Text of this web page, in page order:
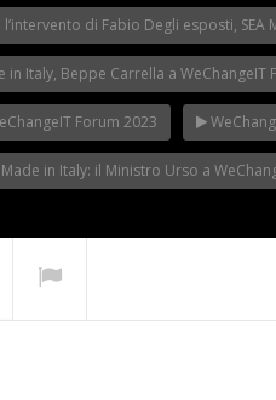
di Fabio Degli esposti, SEA
Italy, Beppe Carrella a WeChangeIT
Forum 2023
in Italy: il Ministro Urso a